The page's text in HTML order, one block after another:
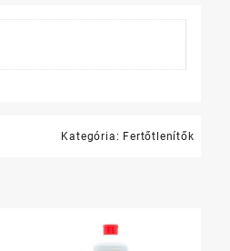
Kategória: Fertőtlenítők